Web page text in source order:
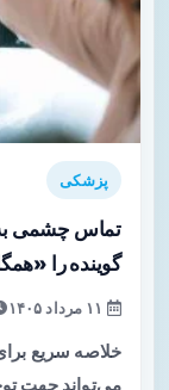
پزشکی
تماس چشمی به
گوینده را
خلاصه سریع
می‌تواند جهت